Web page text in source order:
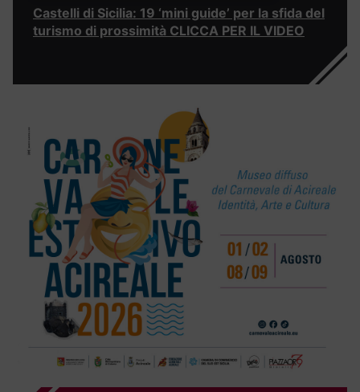
Castelli di Sicilia: 19 ‘mini guide’ per la sfida del
turismo di prossimità CLICCA PER IL VIDEO